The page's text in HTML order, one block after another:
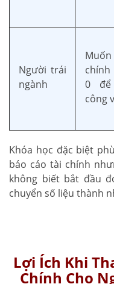
Người trái
ngành
0 để
công
Khóa học đặc biệt
báo cáo tài chính
không biết bắt đầu
chuyển số liệu thành
Lợi Ích Khi
Chính Cho